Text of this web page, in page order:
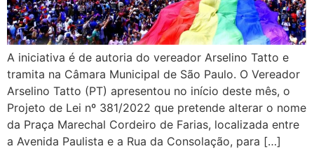
A iniciativa é de autoria do vereador Arselino Tatto e
tramita na Câmara Municipal de São Paulo. O Vereador
Arselino Tatto (PT) apresentou no início deste mês, o
Projeto de Lei nº 381/2022 que pretende alterar o nome
da Praça Marechal Cordeiro de Farias, localizada entre
a Avenida Paulista e a Rua da Consolação, para […]